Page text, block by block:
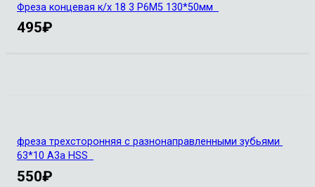
Фреза концевая к/х 18 3 Р6М5 130*50мм
495₽
фреза трехсторонняя с разнонаправленными зубьями
63*10 А3а HSS
550₽